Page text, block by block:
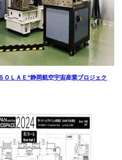
ＯＬＡＥ“静岡航空宇宙産業プロジェク